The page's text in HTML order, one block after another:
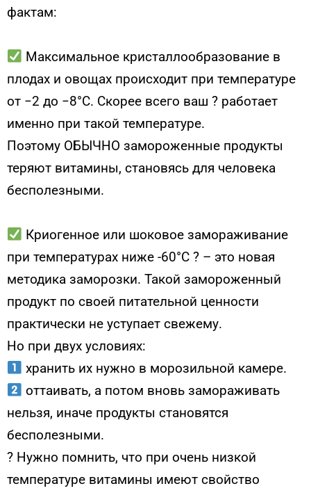
фактам:
Максимальное кристаллообразование в
плодах и овощах происходит при температуре
от −2 до −8°С. Скорее всего ваш ? работает
именно при такой температуре.
Поэтому ОБЫЧНО замороженные продукты
теряют витамины, становясь для человека
бесполезными.
Криогенное или шоковое замораживание
при температурах ниже -60°С ? – это новая
методика заморозки. Такой замороженный
продукт по своей питательной ценности
практически не уступает свежему.
Но при двух условиях:
хранить их нужно в морозильной камере.
оттаивать, а потом вновь замораживать
нельзя, иначе продукты становятся
бесполезными.
? Нужно помнить, что при очень низкой
температуре витамины имеют свойство